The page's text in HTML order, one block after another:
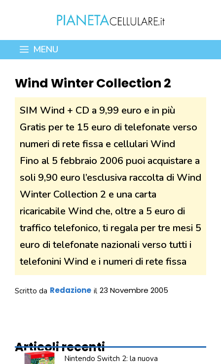
contenuto
MENU
Wind Winter Collection 2
SIM Wind + CD a 9,99 euro e in più
Gratis per te 15 euro di telefonate verso
numeri di rete fissa e cellulari Wind
Fino al 5 febbraio 2006 puoi acquistare a
soli 9,90 euro l’esclusiva raccolta di Wind
Winter Collection 2 e una carta
ricaricabile Wind che, oltre a 5 euro di
traffico telefonico, ti regala per tre mesi 5
euro di telefonate nazionali verso tutti i
telefonini Wind e i numeri di rete fissa
Scritto da Redazione il 23 Novembre 2005
Articoli recenti
Nintendo Switch 2: la nuova